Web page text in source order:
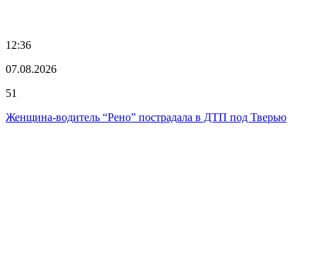
12:36
07.08.2026
51
Женщина-водитель “Рено” пострадала в ДТП под Тверью